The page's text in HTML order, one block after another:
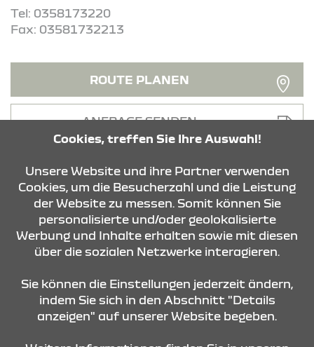
Tel: 0358173220
Fax: 03581732213
ROUTE PLANEN
ANFRAGE SENDEN
KONTAKT & ANFAHRT
STANDORTE
Cookies, treffen Sie Ihre Auswahl!
Unsere Website und ihre Partner verwenden
Cookies, um die Besucherzahl und die Leistung
der Website zu messen. Somit können Sie
personalisierte und/oder geolokalisierte
Werbung und Inhalte erhalten sowie mit diesen
über die sozialen Netzwerke interagieren.
Sie können die Einstellungen jederzeit ändern,
indem Sie sich in den Abschnitt "Details
anzeigen" auf unserer Website begeben.